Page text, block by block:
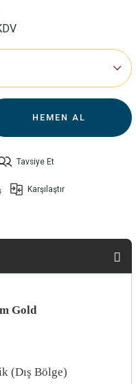
HEMEN AL
Tavsiye Et
Karşılaştır
Gold
(Dış Bölge)